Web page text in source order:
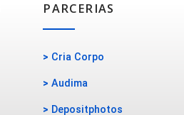
PARCERIAS
> Cria Corpo
> Audima
> Depositphotos